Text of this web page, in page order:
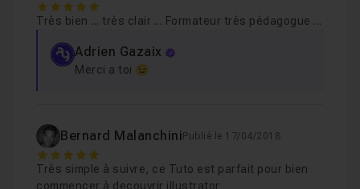
5
Très bien ... très clair ... Formateur très pédagogue ...
Adrien Gazaix
Merci a toi 😉
Bernard Malanchini Publié le 17/04/2018
5
Très simple à suivre, ce Tuto est parfait pour bien
commencer à decouvrir illustrator